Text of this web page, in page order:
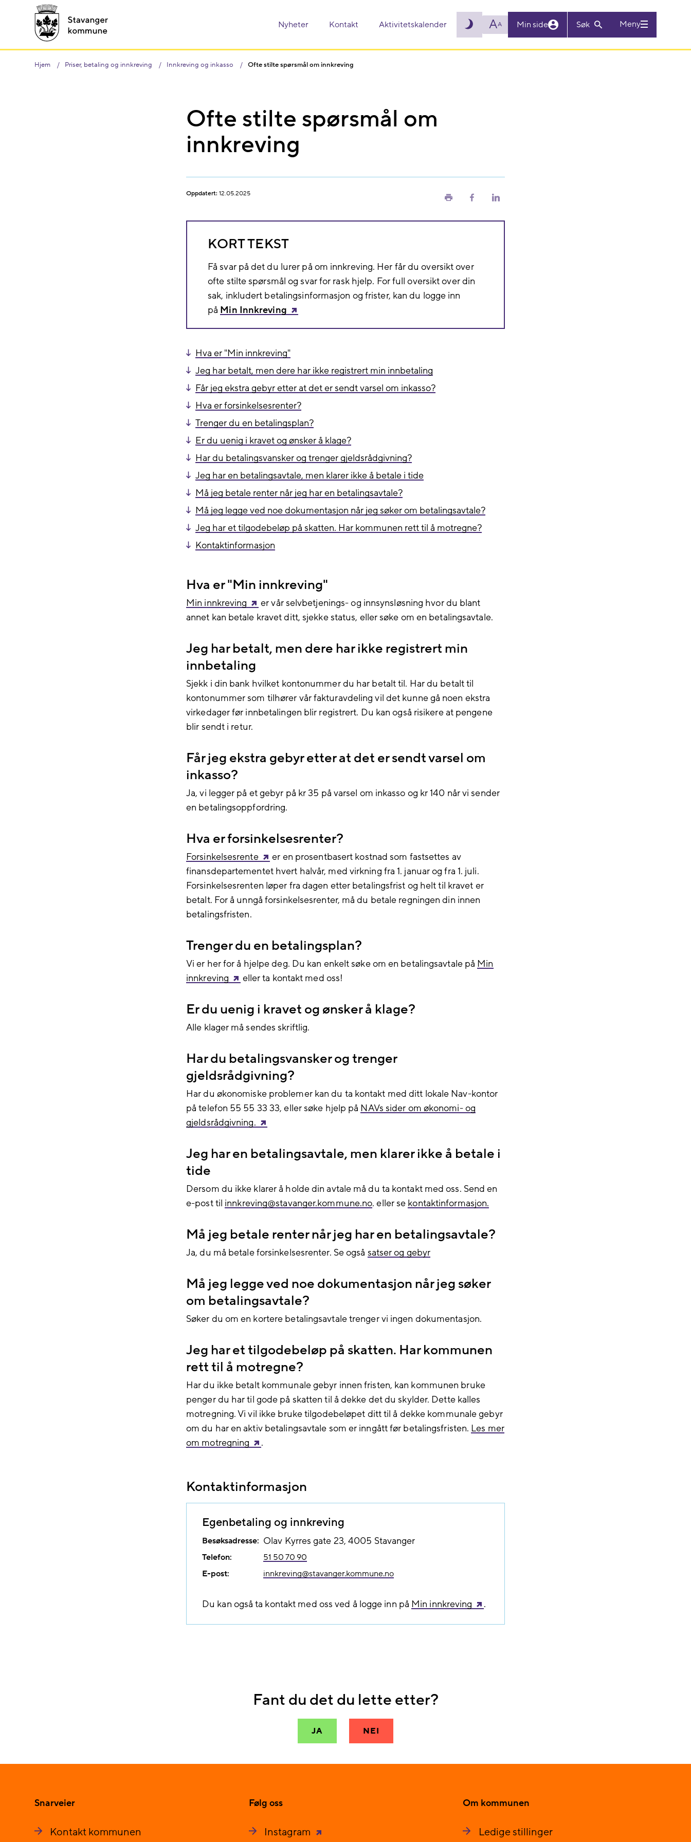
Nyheter Kontakt Aktivitetskalender AA Min side Søk Meny
Hjem Priser, betaling og innkreving Innkreving og inkasso Ofte stilte spørsmål om innkreving
Ofte stilte spørsmål om
innkreving
Oppdatert: 12.05.2025
Skriv Del
Del
KORT TEKST
Få svar på det du lurer på om innkreving. Her får du oversikt over
ofte stilte spørsmål og svar for rask hjelp. For full oversikt over din
sak, inkludert betalingsinformasjon og frister, kan du logge inn
på Min Innkreving
Hva er "Min innkreving"
Jeg har betalt, men dere har ikke registrert min innbetaling
Får jeg ekstra gebyr etter at det er sendt varsel om inkasso?
Hva er forsinkelsesrenter?
Trenger du en betalingsplan?
Er du uenig i kravet og ønsker å klage?
Har du betalingsvansker og trenger gjeldsrådgivning?
Jeg har en betalingsavtale, men klarer ikke å betale i tide
Må jeg betale renter når jeg har en betalingsavtale?
Må jeg legge ved noe dokumentasjon når jeg søker om betalingsavtale?
Jeg har et tilgodebeløp på skatten. Har kommunen rett til å motregne?
Kontaktinformasjon
Hva er "Min innkreving"
Min innkreving
er vår selvbetjenings- og innsynsløsning hvor du blant
annet kan betale kravet ditt, sjekke status, eller søke om en betalingsavtale.
Jeg har betalt, men dere har ikke registrert min
innbetaling
Sjekk i din bank hvilket kontonummer du har betalt til. Har du betalt til
kontonummer som tilhører vår fakturavdeling vil det kunne gå noen ekstra
virkedager før innbetalingen blir registrert. Du kan også risikere at pengene
blir sendt i retur.
Får jeg ekstra gebyr etter at det er sendt varsel om
inkasso?
Ja, vi legger på et gebyr på kr 35 på varsel om inkasso og kr 140 når vi sender
en betalingsoppfordring.
Hva er forsinkelsesrenter?
Forsinkelsesrente
er en prosentbasert kostnad som fastsettes av
finansdepartementet hvert halvår, med virkning fra 1. januar og fra 1. juli.
Forsinkelsesrenten løper fra dagen etter betalingsfrist og helt til kravet er
betalt. For å unngå forsinkelsesrenter, må du betale regningen din innen
betalingsfristen.
Trenger du en betalingsplan?
Vi er her for å hjelpe deg. Du kan enkelt søke om en betalingsavtale på Min
innkreving
eller ta kontakt med oss!
Er du uenig i kravet og ønsker å klage?
Alle klager må sendes skriftlig.
Har du betalingsvansker og trenger
gjeldsrådgivning?
Har du økonomiske problemer kan du ta kontakt med ditt lokale Nav-kontor
på telefon 55 55 33 33, eller søke hjelp på NAVs sider om økonomi- og
gjeldsrådgivning.
Jeg har en betalingsavtale, men klarer ikke å betale i
tide
Dersom du ikke klarer å holde din avtale må du ta kontakt med oss. Send en
e-post til innkreving@​​stavanger.kommune.no. eller se kontaktinformasjon.
Må jeg betale renter når jeg har en betalingsavtale?
Ja, du må betale forsinkelsesrenter. Se også satser og gebyr
Må jeg legge ved noe dokumentasjon når jeg søker
om betalingsavtale?
Søker du om en kortere betalingsavtale trenger vi ingen dokumentasjon.
Jeg har et tilgodebeløp på skatten. Har kommunen
rett til å motregne?
Har du ikke betalt kommunale gebyr innen fristen, kan kommunen bruke
penger du har til gode på skatten til å dekke det du skylder. Dette kalles
motregning. Vi vil ikke bruke tilgodebeløpet ditt til å dekke kommunale gebyr
om du har en aktiv betalingsavtale som er inngått før betalingsfristen. Les mer
om motregning
.
Kontaktinformasjon
Egenbetaling og innkreving
Besøksadresse: Olav Kyrres gate 23 4005 Stavanger
Telefon:
51 50 70 90
E-post:
innkreving@​stavanger.kommune.no
Du kan også ta kontakt med oss ved å logge inn på Min innkreving .
Fant du det du lette etter?
JA NEI
Snarveier
Kontakt kommunen
Følg oss
Instagram
Om kommunen
Ledige stillinger